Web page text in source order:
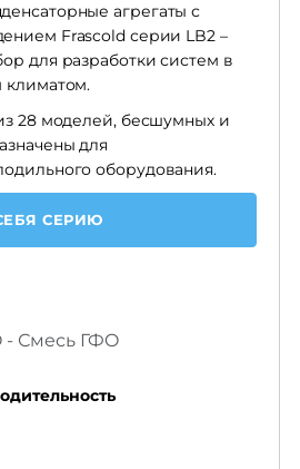
агрегаты с
Frascold серии LB2 –
для разработки систем в
климатом.
28 моделей, бесшумных и
для
оборудования.
СЕРИЮ
- Смесь ГФO